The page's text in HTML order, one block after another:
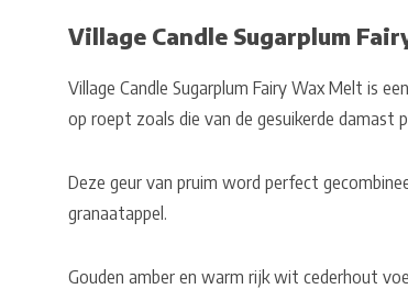
Village Candle Sugarplum
Village Candle Sugarplum Fairy Wax Melt is
op roept zoals die van de gesuikerde damast
Deze geur van pruim word perfect
granaatappel.
Gouden amber en warm rijk wit cederhout